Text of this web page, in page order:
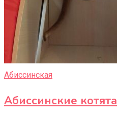
Абиссинская
Абиссинские котята